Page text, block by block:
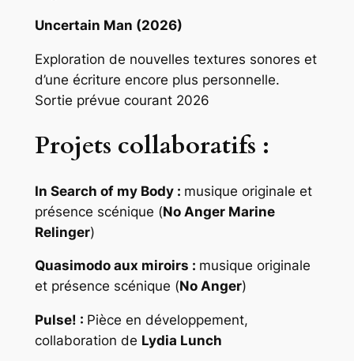
Uncertain Man (2026)
Exploration de nouvelles textures sonores et
d’une écriture encore plus personnelle.
Sortie prévue courant 2026
Projets collaboratifs :
In Search of my Body : musique originale et
présence scénique (No Anger Marine
Relinger)
Quasimodo aux miroirs : musique originale
et présence scénique (No Anger)
Pulse! : Pièce en développement,
collaboration de Lydia Lunch